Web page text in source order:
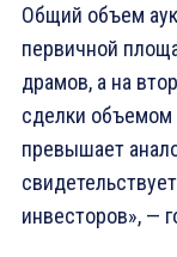
Общий объем
первичной
драмов, а на
сделки объемом
превышает
инвесторов», —